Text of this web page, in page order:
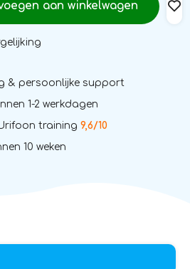
aan winkelwagen
& persoonlijke support
1-2 werkdagen
training 9,6/10
10 weken